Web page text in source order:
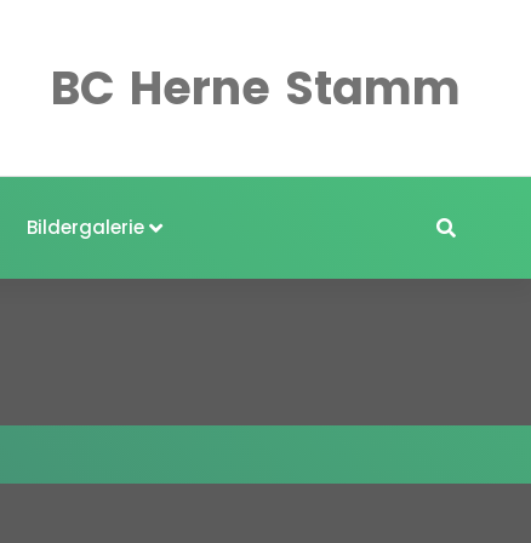
BC Herne Stamm
Bildergalerie